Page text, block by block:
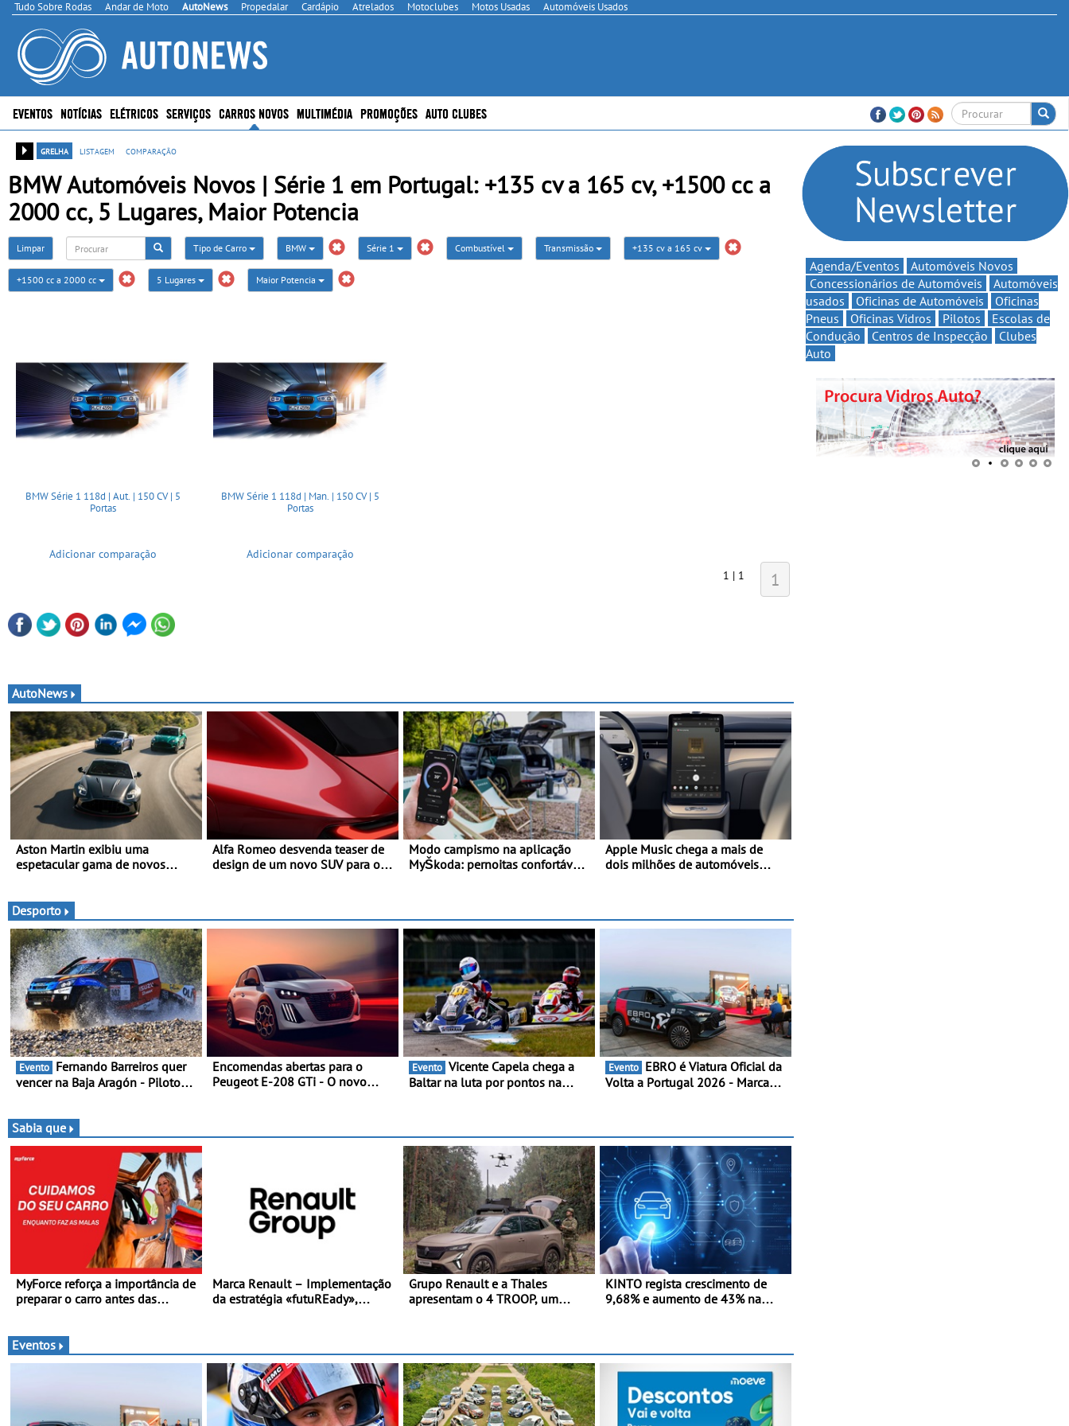
Tudo Sobre Rodas Andar de Moto AutoNews Propedalar Cardápio Atrelados Motoclubes Motos Usadas Automóveis Usados
EVENTOS NOTÍCIAS ELÉTRICOS SERVIÇOS CARROS NOVOS MULTIMÉDIA PROMOÇÕES AUTO CLUBES
grelha listagem comparação
BMW Automóveis Novos | Série 1 em Portugal: +135 cv a 165 cv, +1500 cc a
2000 cc, 5 Lugares, Maior Potencia
Limpar Tipo de Carro BMW Série 1 Combustível Transmissão +135 cv a 165 cv
+1500 cc a 2000 cc 5 Lugares Maior Potencia
BMW Série 1 118d | Aut. | 150 CV | 5
Portas
Adicionar comparação
BMW Série 1 118d | Man. | 150 CV | 5
Portas
Adicionar comparação
1 | 1
1
AutoNews
Aston Martin exibiu uma
espetacular gama de novos
Alfa Romeo desvenda teaser de
design de um novo SUV para o
Modo campismo na aplicação
MyŠkoda: pernoitas confortáveis
Apple Music chega a mais de
dois milhões de automóveis
Desporto
Evento
vencer na Baja Aragón - Piloto
Encomendas abertas para o
Peugeot E-208 GTi - O novo
Evento
Baltar na luta por pontos na
de regressar ao pódio
Evento
Volta a Portugal 2026 - Marca
energia às estradas de Portugal
Sabia que
MyForce reforça a importância de
preparar o carro antes das
Marca Renault – Implementação
da estratégia «futuREady»,
Grupo Renault e a Thales
apresentam o 4 TROOP, um
KINTO regista crescimento de
9,68% e aumento de 43% na
Eventos
Agenda/Eventos
Automóveis Novos
Concessionários de Automóveis
Automóveis
usados
Oficinas de Automóveis
Oficinas
Pneus
Oficinas Vidros Pilotos
Escolas de
Condução
Centros de Inspecção
Clubes
Auto